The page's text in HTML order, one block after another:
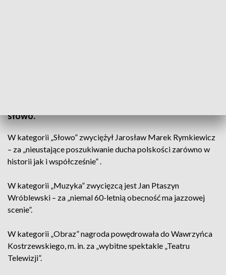
słowo.
W kategorii „Słowo” zwyciężył Jarosław Marek Rymkiewicz
– za „nieustające poszukiwanie ducha polskości zarówno w
historii jak i współcześnie” .
W kategorii „Muzyka” zwycięzcą jest Jan Ptaszyn
Wróblewski – za „niemal 60-letnią obecność ma jazzowej
scenie”.
W kategorii „Obraz” nagroda powędrowała do Wawrzyńca
Kostrzewskiego, m. in. za „wybitne spektakle „Teatru
Telewizji”.